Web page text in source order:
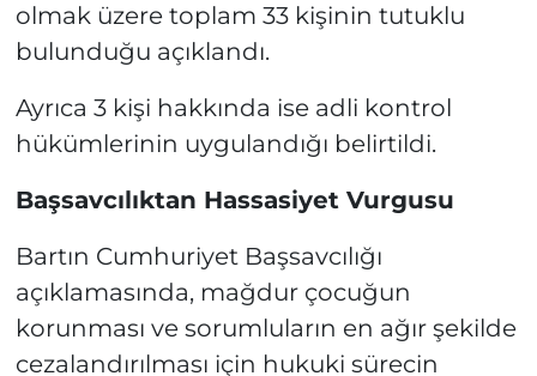
olmak üzere toplam 33 kişinin tutuklu
bulunduğu açıklandı.
Ayrıca 3 kişi hakkında ise adli kontrol
hükümlerinin uygulandığı belirtildi.
Başsavcılıktan Hassasiyet Vurgusu
Bartın Cumhuriyet Başsavcılığı
açıklamasında, mağdur çocuğun
korunması ve sorumluların en ağır şekilde
cezalandırılması için hukuki sürecin